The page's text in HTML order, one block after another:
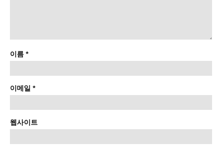
이름 *
이메일 *
웹사이트